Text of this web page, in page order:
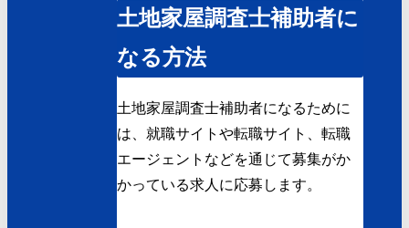
土地家屋調査士補助者に
なる方法
土地家屋調査士補助者になるために
は、就職サイトや転職サイト、転職
エージェントなどを通じて募集がか
かっている求人に応募します。